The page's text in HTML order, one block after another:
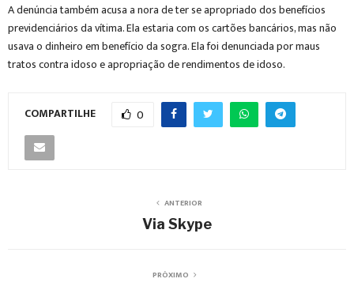
A denúncia também acusa a nora de ter se apropriado dos benefícios
previdenciários da vítima. Ela estaria com os cartões bancários, mas não
usava o dinheiro em benefício da sogra. Ela foi denunciada por maus
tratos contra idoso e apropriação de rendimentos de idoso.
COMPARTILHE 0
ANTERIOR
Via Skype
PRÓXIMO